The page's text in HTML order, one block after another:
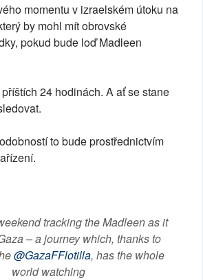
momentu v izraelském útoku na
by mohl mít obrovské
pokud bude loď Madleen
24 hodinách. A ať se stane
to bude prostřednictvím
tracking the Madleen as it
– a journey which, thanks to
@GazaFFlotilla, has the whole
world watching